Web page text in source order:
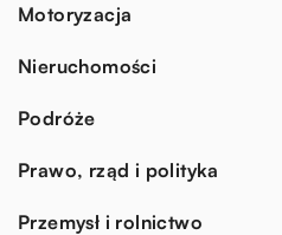
Motoryzacja
Nieruchomości
Podróże
Prawo, rząd i polityka
Przemysł i rolnictwo